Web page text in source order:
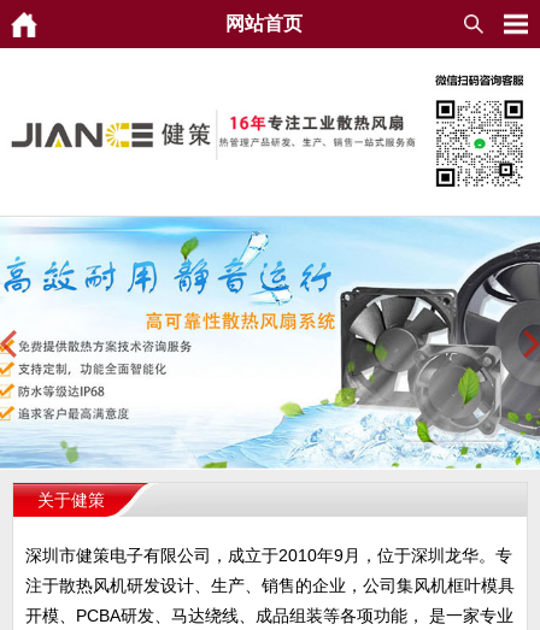
网站首页
关于健策
深圳市健策电子有限公司，成立于2010年9月，位于深圳龙华。专
注于散热风机研发设计、生产、销售的企业，公司集风机框叶模具
开模、PCBA研发、马达绕线、成品组装等各项功能， 是一家专业